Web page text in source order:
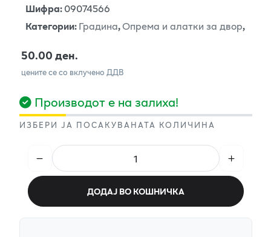
Шифра:09074566
Категории:Градина,Опрема и алатки за двор,
50.00 ден.
цените се со вклучено ДДВ
Производот е на залиха!
ИЗБЕРИ ЈА ПОСАКУВАНАТА КОЛИЧИНА
ДОДАЈ ВО КОШНИЧКА